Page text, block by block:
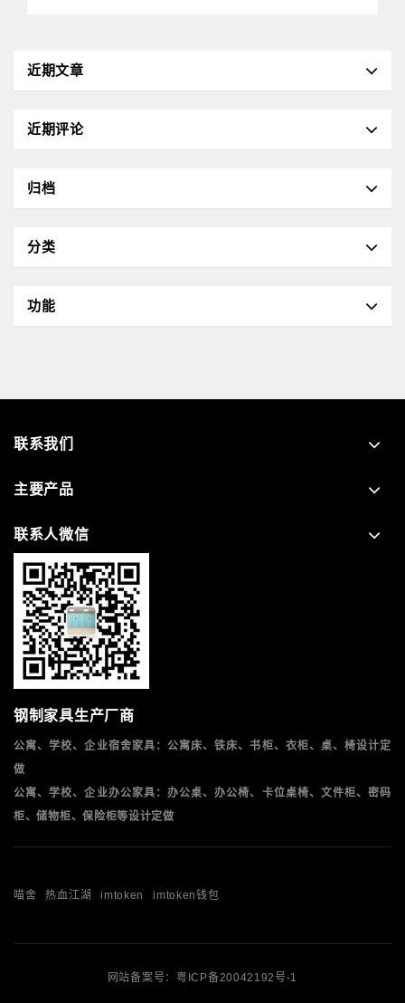
近期文章
近期评论
归档
分类
功能
联系我们
主要产品
联系人微信
钢制家具生产厂商
公寓、学校、企业宿舍家具：公寓床、铁床、书柜、衣柜、桌、椅设计定
做
公寓、学校、企业办公家具：办公桌、办公椅、卡位桌椅、文件柜、密码
柜、储物柜、保险柜等设计定做
喵舍 热血江湖 imtoken imtoken钱包
网站备案号： 粤ICP备20042192号-1